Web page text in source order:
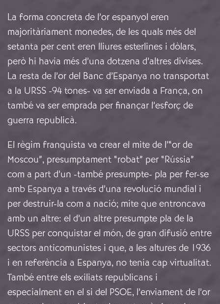
La forma concreta de l’or espanyol eren
majoritàriament monedes, de les quals més del
setanta per cent eren lliures esterlines i dòlars,
però hi havia més d’una dotzena d’altres divises.
La resta de l’or del Banc d’Espanya no transportat
a la URSS -94 tones- va ser enviada a França, on
també va ser emprada per finançar l’esforç de
guerra republicà.
El règim franquista va crear el mite de l’“or de
Moscou”, presumptament “robat” per “Rússia”
com a part d’un -també presumpte- pla per fer-se
amb Espanya a través d’una revolució mundial i
per destruir-la com a nació; mite que entroncava
amb un altre: el d’un altre presumpte pla de la
URSS per conquistar el món, de gran difusió entre
sectors anticomunistes i que, a les altures de 1936
i en referència a Espanya, no tenia cap virtualitat.
També entre els exiliats republicans i
especialment en el si del PSOE, l’enviament de l’or